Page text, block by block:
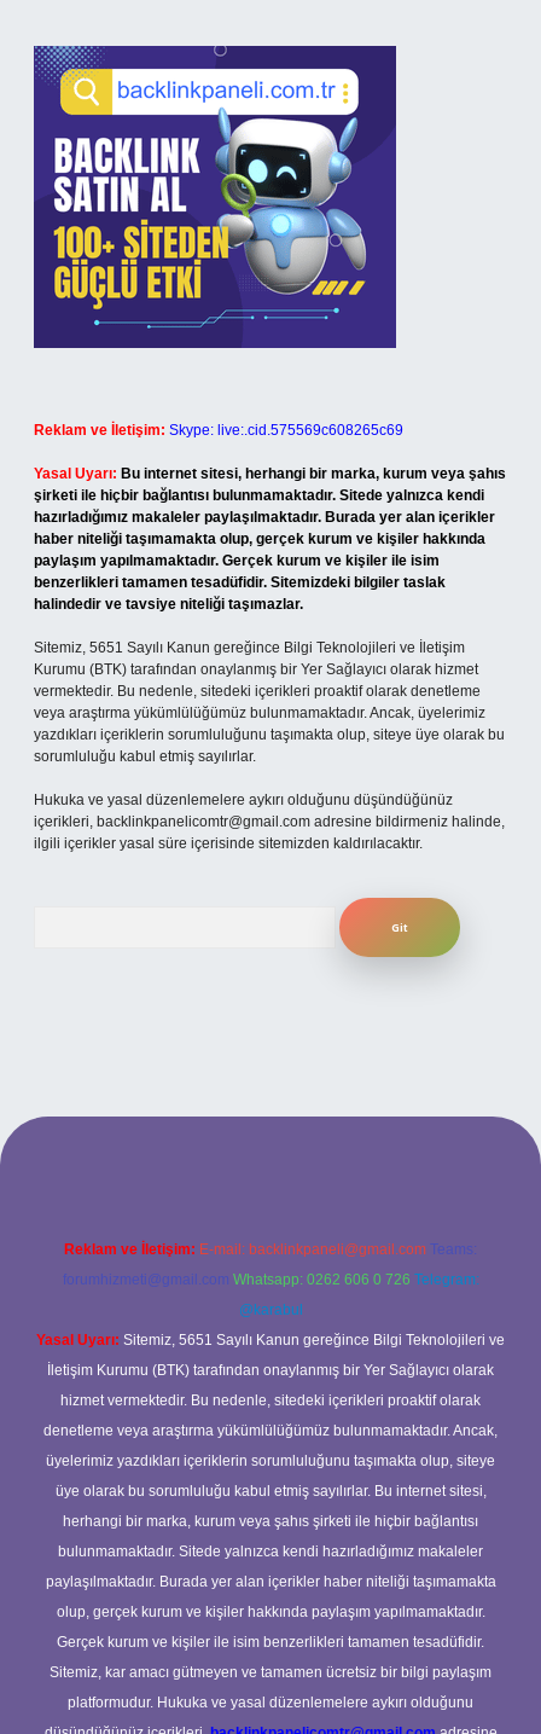
Reklam ve İletişim: Skype: live:.cid.575569c608265c69
Yasal Uyarı: Bu internet sitesi, herhangi bir marka, kurum veya şahıs
şirketi ile hiçbir bağlantısı bulunmamaktadır. Sitede yalnızca kendi
hazırladığımız makaleler paylaşılmaktadır. Burada yer alan içerikler
haber niteliği taşımamakta olup, gerçek kurum ve kişiler hakkında
paylaşım yapılmamaktadır. Gerçek kurum ve kişiler ile isim
benzerlikleri tamamen tesadüfidir. Sitemizdeki bilgiler taslak
halindedir ve tavsiye niteliği taşımazlar.
Sitemiz, 5651 Sayılı Kanun gereğince Bilgi Teknolojileri ve İletişim
Kurumu (BTK) tarafından onaylanmış bir Yer Sağlayıcı olarak hizmet
vermektedir. Bu nedenle, sitedeki içerikleri proaktif olarak denetleme
veya araştırma yükümlülüğümüz bulunmamaktadır. Ancak, üyelerimiz
yazdıkları içeriklerin sorumluluğunu taşımakta olup, siteye üye olarak bu
sorumluluğu kabul etmiş sayılırlar.
Hukuka ve yasal düzenlemelere aykırı olduğunu düşündüğünüz
içerikleri, backlinkpanelicomtr@gmail.com adresine bildirmeniz halinde,
ilgili içerikler yasal süre içerisinde sitemizden kaldırılacaktır.
giriş
Reklam ve İletişim: E-mail: backlinkpaneli@gmail.com Teams:
forumhizmeti@gmail.com Whatsapp: 0262 606 0 726 Telegram:
@karabul
Yasal Uyarı: Sitemiz, 5651 Sayılı Kanun gereğince Bilgi Teknolojileri ve
İletişim Kurumu (BTK) tarafından onaylanmış bir Yer Sağlayıcı olarak
hizmet vermektedir. Bu nedenle, sitedeki içerikleri proaktif olarak
denetleme veya araştırma yükümlülüğümüz bulunmamaktadır. Ancak,
üyelerimiz yazdıkları içeriklerin sorumluluğunu taşımakta olup, siteye
üye olarak bu sorumluluğu kabul etmiş sayılırlar. Bu internet sitesi,
herhangi bir marka, kurum veya şahıs şirketi ile hiçbir bağlantısı
bulunmamaktadır. Sitede yalnızca kendi hazırladığımız makaleler
paylaşılmaktadır. Burada yer alan içerikler haber niteliği taşımamakta
olup, gerçek kurum ve kişiler hakkında paylaşım yapılmamaktadır.
Gerçek kurum ve kişiler ile isim benzerlikleri tamamen tesadüfidir.
Sitemiz, kar amacı gütmeyen ve tamamen ücretsiz bir bilgi paylaşım
platformudur. Hukuka ve yasal düzenlemelere aykırı olduğunu